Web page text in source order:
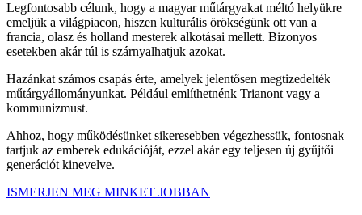
Legfontosabb célunk, hogy a magyar műtárgyakat méltó helyükre
emeljük a világpiacon, hiszen kulturális örökségünk ott van a
francia, olasz és holland mesterek alkotásai mellett. Bizonyos
esetekben akár túl is szárnyalhatjuk azokat.
Hazánkat számos csapás érte, amelyek jelentősen megtizedelték
műtárgyállományunkat. Például említhetnénk Trianont vagy a
kommunizmust.
Ahhoz, hogy működésünket sikeresebben végezhessük, fontosnak
tartjuk az emberek edukációját, ezzel akár egy teljesen új gyűjtői
generációt kinevelve.
ISMERJEN MEG MINKET JOBBAN